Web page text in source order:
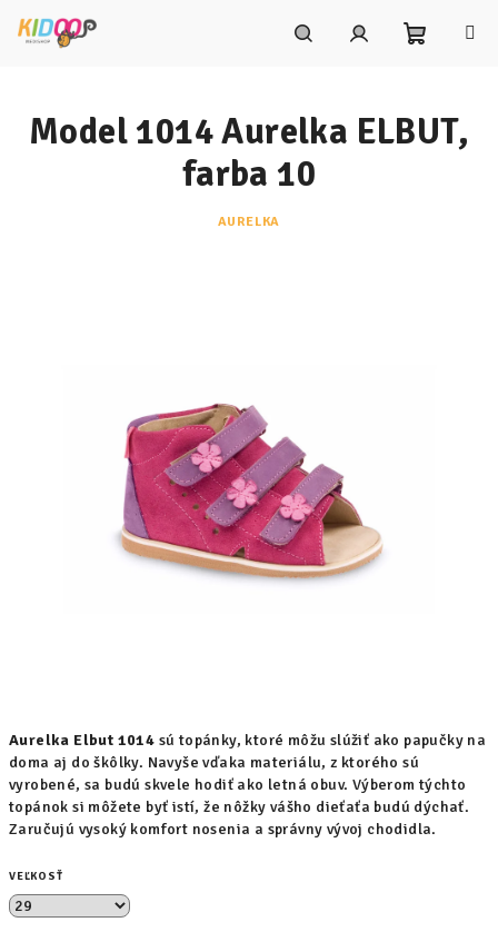
košík
Aurelka Elbut 1014 sú topánky, ktoré môžu slúžiť ako papučky na
doma aj do škôlky. Navyše vďaka materiálu, z ktorého sú
vyrobené, sa budú skvele hodiť ako letná obuv. Výberom týchto
topánok si môžete byť istí, že nôžky vášho dieťaťa budú dýchať.
Zaručujú vysoký komfort nosenia a správny vývoj chodidla.
VEĽKOSŤ
Model 1014 Aurelka ELBUT,
farba 10
AURELKA